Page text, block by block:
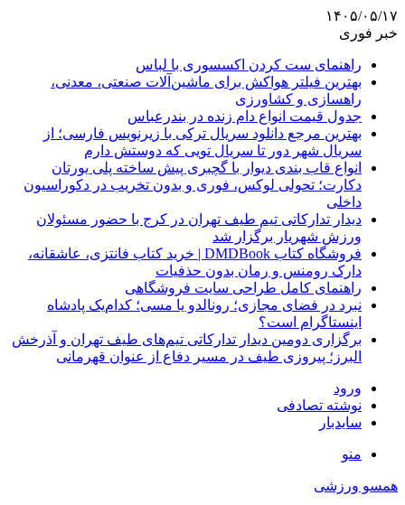
۱۴۰۵/۰۵/۱۷
خبر فوری
راهنمای ست کردن اکسسوری با لباس
بهترین فیلتر هواکش برای ماشین‌آلات صنعتی، معدنی،
راهسازی و کشاورزی
جدول قیمت انواع دام زنده در بندرعباس
بهترین مرجع دانلود سریال ترکی با زیرنویس فارسی؛ از
سریال شهر دور تا سریال تویی که دوستش دارم
انواع قاب بندی دیوار با گچبری پیش ساخته پلی یورتان
دکارت؛ تحولی لوکس، فوری و بدون تخریب در دکوراسیون
داخلی
دیدار تدارکاتی تیم طیف تهران در کرج با حضور مسئولان
ورزش شهریار برگزار شد
فروشگاه کتاب DMDBook | خرید کتاب فانتزی، عاشقانه،
دارک رومنس و رمان بدون حذفیات
راهنمای کامل طراحی سایت فروشگاهی
نبرد در فضای مجازی؛ رونالدو یا مسی؛ کدام‌یک پادشاه
اینستاگرام است؟
برگزاری دومین دیدار تدارکاتی تیم‌های طیف تهران و آذرخش
البرز؛ پیروزی طیف در مسیر دفاع از عنوان قهرمانی
ورود
نوشته تصادفی
سایدبار
منو
همسو ورزشی